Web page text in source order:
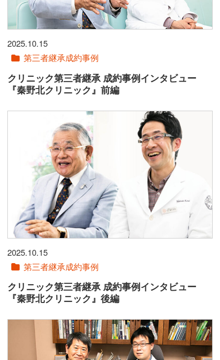
2025.10.15
第三者継承成約事例
クリニック第三者継承 成約事例インタビュー
『秦野北クリニック』前編
2025.10.15
第三者継承成約事例
クリニック第三者継承 成約事例インタビュー
『秦野北クリニック』後編